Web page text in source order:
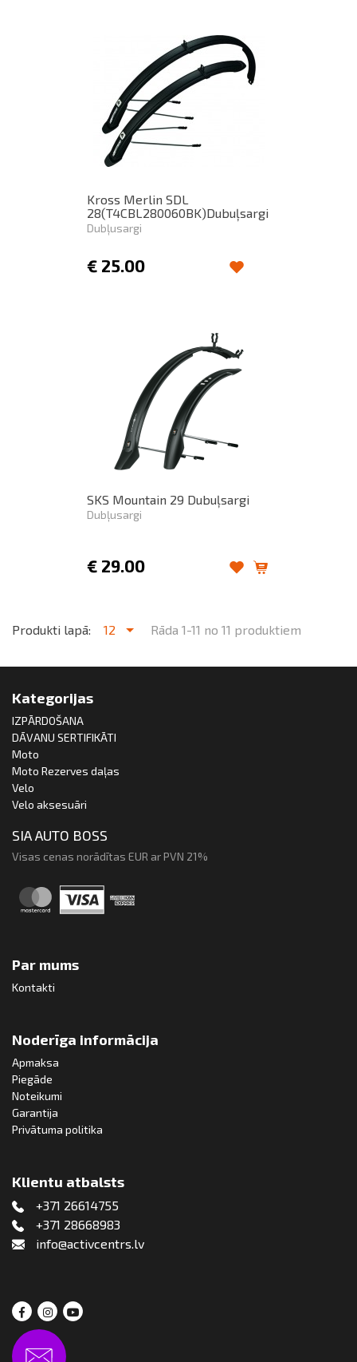
Kross Merlin SDL
28(T4CBL280060BK)Dubuļsargi
Dubļusargi
€ 25.00
SKS Mountain 29 Dubuļsargi
Dubļusargi
€ 29.00
Produkti lapā: 12 Rāda 1-11 no 11 produktiem
Kategorijas
IZPĀRDOŠANA
DĀVANU SERTIFIKĀTI
Moto
Moto Rezerves daļas
Velo
Velo aksesuāri
SIA AUTO BOSS
Visas cenas norādītas EUR ar PVN 21%
Par mums
Kontakti
Noderīga informācija
Apmaksa
Piegāde
Noteikumi
Garantija
Privātuma politika
Klientu atbalsts
+371 26614755
+371 28668983
info@activcentrs.lv